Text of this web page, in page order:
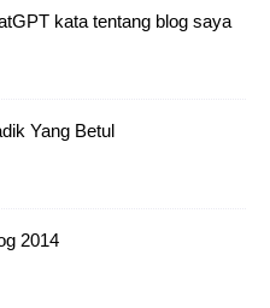
kata tentang blog saya
Yang Betul
2014